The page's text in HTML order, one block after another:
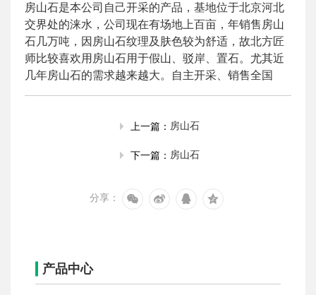
房山石是本公司自己开采的产品，基地位于北京河北
交界处的涞水，公司现在有场地上百亩，年销售房山
石几万吨，因房山石纹理及肤色较为舒适，故北方匠
师比较喜欢用房山石用于假山、驳岸、置石。尤其近
几年房山石的需求越来越大。自主开采、销售全国
上一篇： 房山石
下一篇： 房山石
分享：
产品中心